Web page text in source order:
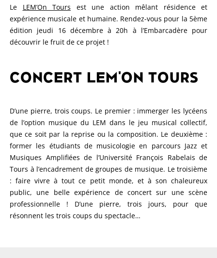
Le LEM’On Tours est une action mêlant résidence et
expérience musicale et humaine. Rendez-vous pour la 5ème
édition jeudi 16 décembre à 20h à l’Embarcadère pour
découvrir le fruit de ce projet !
CONCERT LEM'ON TOURS
D’une pierre, trois coups. Le premier : immerger les lycéens
de l’option musique du LEM dans le jeu musical collectif,
que ce soit par la reprise ou la composition. Le deuxième :
former les étudiants de musicologie en parcours Jazz et
Musiques Amplifiées de l’Université François Rabelais de
Tours à l’encadrement de groupes de musique. Le troisième
: faire vivre à tout ce petit monde, et à son chaleureux
public, une belle expérience de concert sur une scène
professionnelle ! D’une pierre, trois jours, pour que
résonnent les trois coups du spectacle…